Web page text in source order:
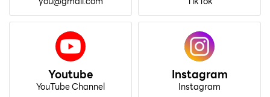
Youtube
YouTube Channel
Instagram
Instagram